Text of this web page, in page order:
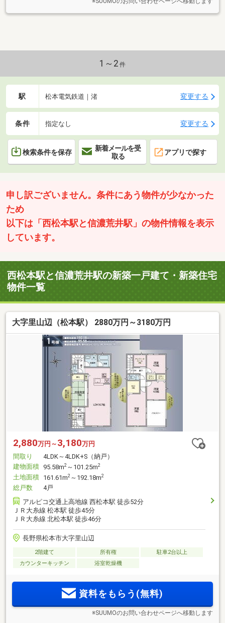
1～2 件
駅 松本電気鉄道｜渚 変更する
条件 指定なし 変更する
検索条件を保存
新着メールを受
取る
アプリで探す
申し訳ございません。条件にあう物件が少なかった
ため
以下は「西松本駅と信濃荒井駅」の物件情報を表示
しています。
西松本駅と信濃荒井駅の新築一戸建て・新築住宅
物件一覧
大字里山辺（松本駅） 2880万円～3180万円
2,880万円～ 3,180万円
間取り
4LDK～4LDK+S（納戸）
建物面積 95.58m2 ～101.25m2
土地面積 161.61m2 ～192.18m2
総戸数
4戸
アルピコ交通上高地線 西松本駅 徒歩52分
ＪＲ大糸線 松本駅 徒歩45分
ＪＲ大糸線 北松本駅 徒歩46分
長野県松本市大字里山辺
2階建て 所有権
駐車2台以上
カウンターキッチン
浴室乾燥機
資料をもらう(無料)
※SUUMOのお問い合わせページへ移動します